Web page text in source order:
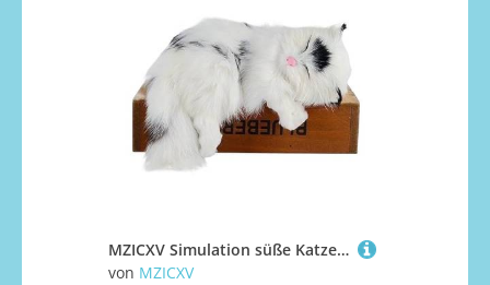
MZICXV Simulation süße Katze Fenster Anhänger Wohnzimmer Home Dekoration Plüsch Spielzeug Geschenk(B(Ordinary))
von MZICXV